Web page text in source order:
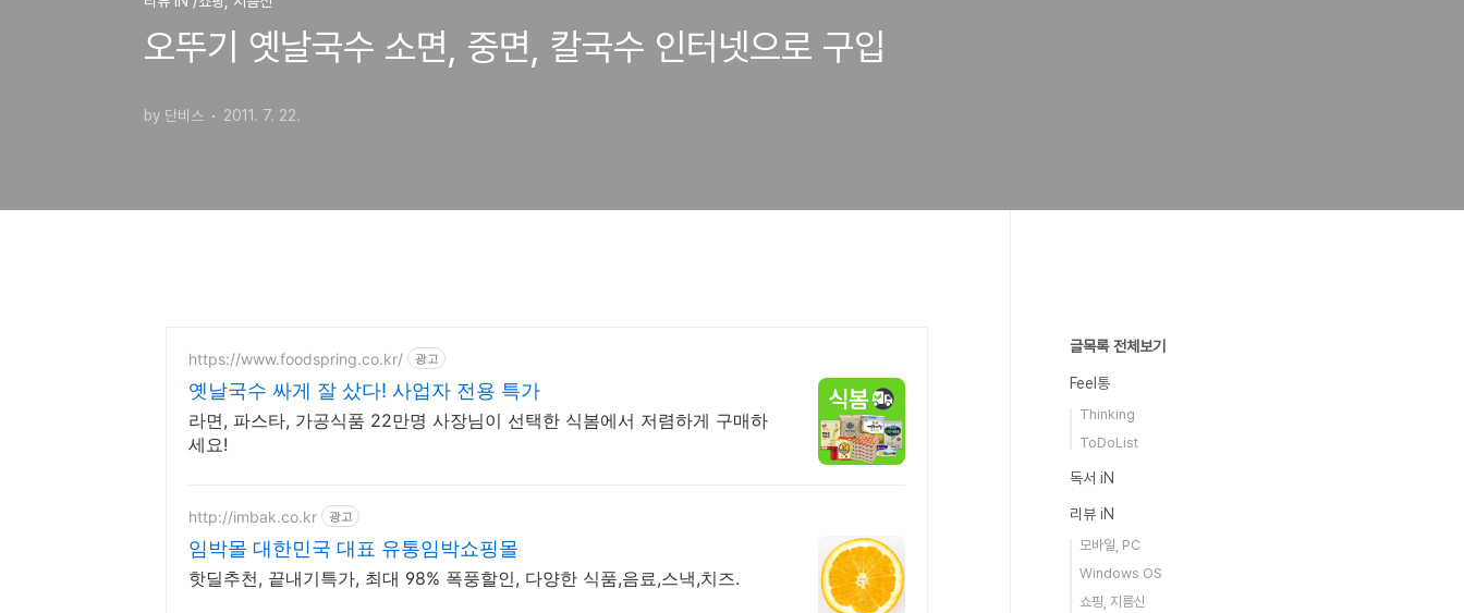
오뚜기 옛날국수 소면, 중면, 칼국수 인터넷으로 구입
by 단비스 2011. 7. 22.
https://www.foodspring.co.kr/ 광고
옛날국수 싸게 잘 샀다! 사업자 전용 특가
라면, 파스타, 가공식품 22만명 사장님이 선택한 식봄에서 저렴하게 구매하
세요!
http://imbak.co.kr 광고
임박몰 대한민국 대표 유통임박쇼핑몰
핫딜추천, 끝내기특가, 최대 98% 폭풍할인, 다양한 식품,음료,스낵,치즈.
글목록 전체보기
Feel통
Thinking
ToDoList
독서 iN
리뷰 iN
모바일, PC
Windows OS
쇼핑, 지름신